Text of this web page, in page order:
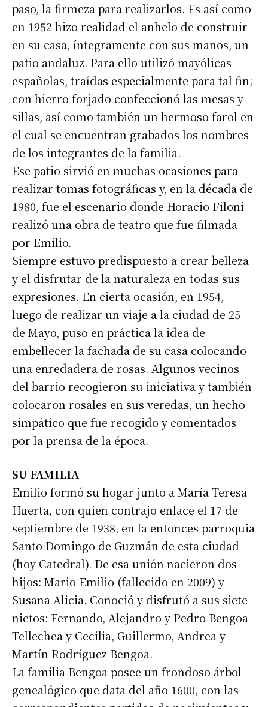
paso, la firmeza para realizarlos. Es así como
en 1952 hizo realidad el anhelo de construir
en su casa, íntegramente con sus manos, un
patio andaluz. Para ello utilizó mayólicas
españolas, traídas especialmente para tal fin;
con hierro forjado confeccionó las mesas y
sillas, así como también un hermoso farol en
el cual se encuentran grabados los nombres
de los integrantes de la familia.
Ese patio sirvió en muchas ocasiones para
realizar tomas fotográficas y, en la década de
1980, fue el escenario donde Horacio Filoni
realizó una obra de teatro que fue filmada
por Emilio.
Siempre estuvo predispuesto a crear belleza
y el disfrutar de la naturaleza en todas sus
expresiones. En cierta ocasión, en 1954,
luego de realizar un viaje a la ciudad de 25
de Mayo, puso en práctica la idea de
embellecer la fachada de su casa colocando
una enredadera de rosas. Algunos vecinos
del barrio recogieron su iniciativa y también
colocaron rosales en sus veredas, un hecho
simpático que fue recogido y comentados
por la prensa de la época.
SU FAMILIA
Emilio formó su hogar junto a María Teresa
Huerta, con quien contrajo enlace el 17 de
septiembre de 1938, en la entonces parroquia
Santo Domingo de Guzmán de esta ciudad
(hoy Catedral). De esa unión nacieron dos
hijos: Mario Emilio (fallecido en 2009) y
Susana Alicia. Conoció y disfrutó a sus siete
nietos: Fernando, Alejandro y Pedro Bengoa
Tellechea y Cecilia, Guillermo, Andrea y
Martín Rodríguez Bengoa.
La familia Bengoa posee un frondoso árbol
genealógico que data del año 1600, con las